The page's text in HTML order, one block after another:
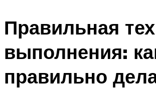
Правильная
выполнения:
правильно